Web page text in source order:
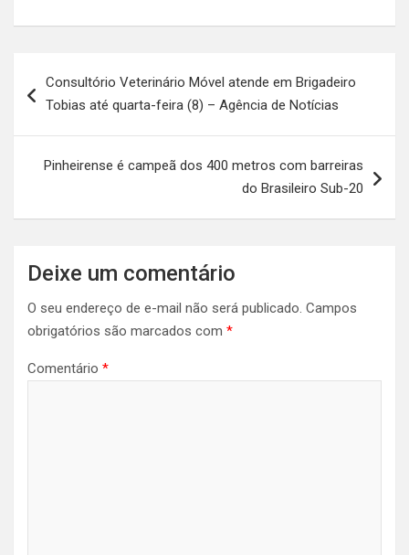
de
Consultório Veterinário Móvel atende em Brigadeiro
Tobias até quarta-feira (8) – Agência de Notícias
Pinheirense é campeã dos 400 metros com barreiras
do Brasileiro Sub-20
Deixe um comentário
O seu endereço de e-mail não será publicado. Campos
obrigatórios são marcados com *
Comentário *